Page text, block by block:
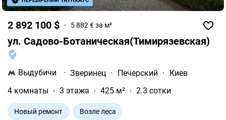
2 892 100 $ 5 882 € за м²
ул. Садово-Ботаническая(Тимирязевская)
Выдубичи · Зверинец · Печерский ·
Киев
4 комнаты
3 этажа 425 м² 2.3 сотки
Новый ремонт Возле леса